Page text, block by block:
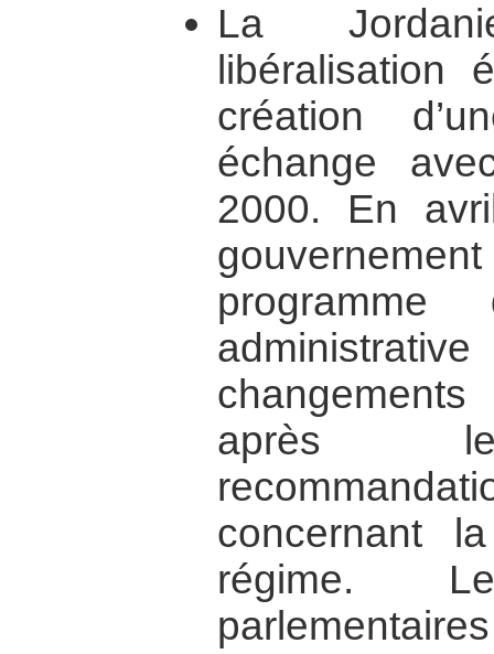
La
libéralisation
création
échange
2000. En
programme
après
concernant
régime.